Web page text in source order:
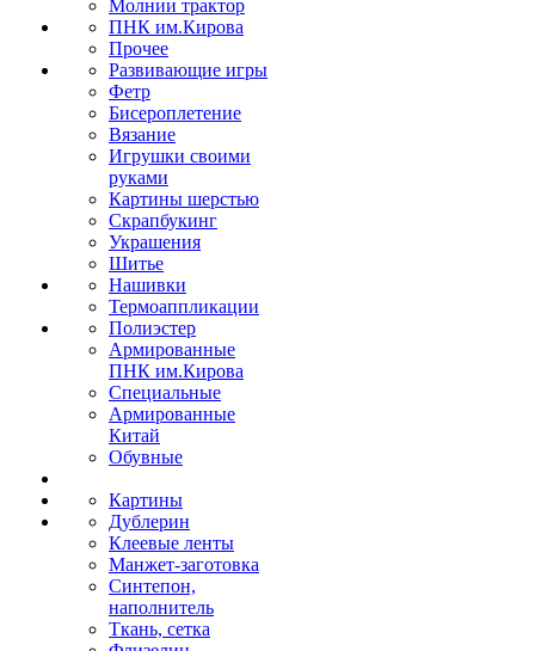
Молнии трактор
ПНК им.Кирова
Прочее
Развивающие игры
Фетр
Бисероплетение
Вязание
Игрушки своими
руками
Картины шерстью
Скрапбукинг
Украшения
Шитье
Нашивки
Термоаппликации
Полиэстер
Армированные
ПНК им.Кирова
Специальные
Армированные
Китай
Обувные
Картины
Дублерин
Клеевые ленты
Манжет-заготовка
Синтепон,
наполнитель
Ткань, сетка